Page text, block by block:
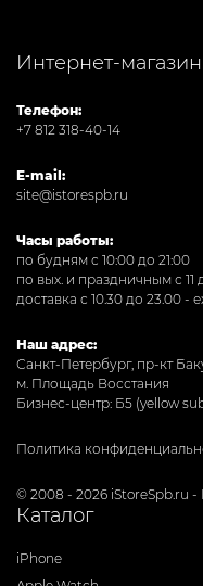
Интернет-
Телефон:
+7 812 318-40-14
E-mail:
site@istorespb.ru
Часы работы:
по будням с 10:00 до 21:00
по вых. и праздничным с 11
доставка с 10.30 до 23.00 -
Наш адрес:
Санкт-Петербург, пр-кт
м. Площадь Восстания
Бизнес-центр: Б5 (yellow
Политика
© 2008 - 2026 iStoreSpb.ru
Каталог
iPhone